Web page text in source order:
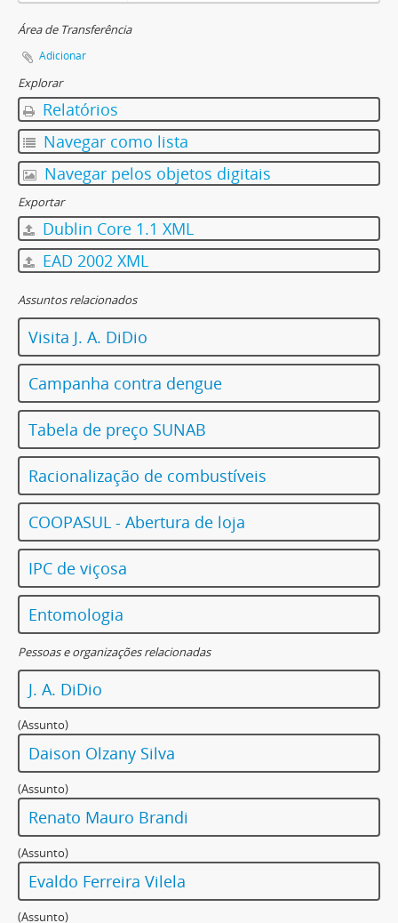
Área de Transferência
Adicionar
Explorar
Relatórios
Navegar como lista
Navegar pelos objetos digitais
Exportar
Dublin Core 1.1 XML
EAD 2002 XML
Assuntos relacionados
Visita J. A. DiDio
Campanha contra dengue
Tabela de preço SUNAB
Racionalização de combustíveis
COOPASUL - Abertura de loja
IPC de viçosa
Entomologia
Pessoas e organizações relacionadas
J. A. DiDio
(Assunto)
Daison Olzany Silva
(Assunto)
Renato Mauro Brandi
(Assunto)
Evaldo Ferreira Vilela
(Assunto)